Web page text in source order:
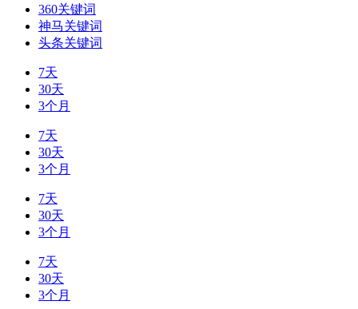
360关键词
神马关键词
头条关键词
7天
30天
3个月
7天
30天
3个月
7天
30天
3个月
7天
30天
3个月